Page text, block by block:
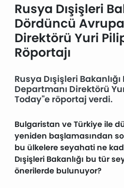
Rusya Dışişleri
Dördüncü
Direktörü Yuri
Röportajı
Rusya Dışişleri
Departmanı Direktörü
Today"e röportaj verdi.
Bulgaristan ve Türkiye ile
yeniden başlamasından
bu ülkelere seyahati ne
Dışişleri Bakanlığı bu tür
önerilerde bulunuyor?